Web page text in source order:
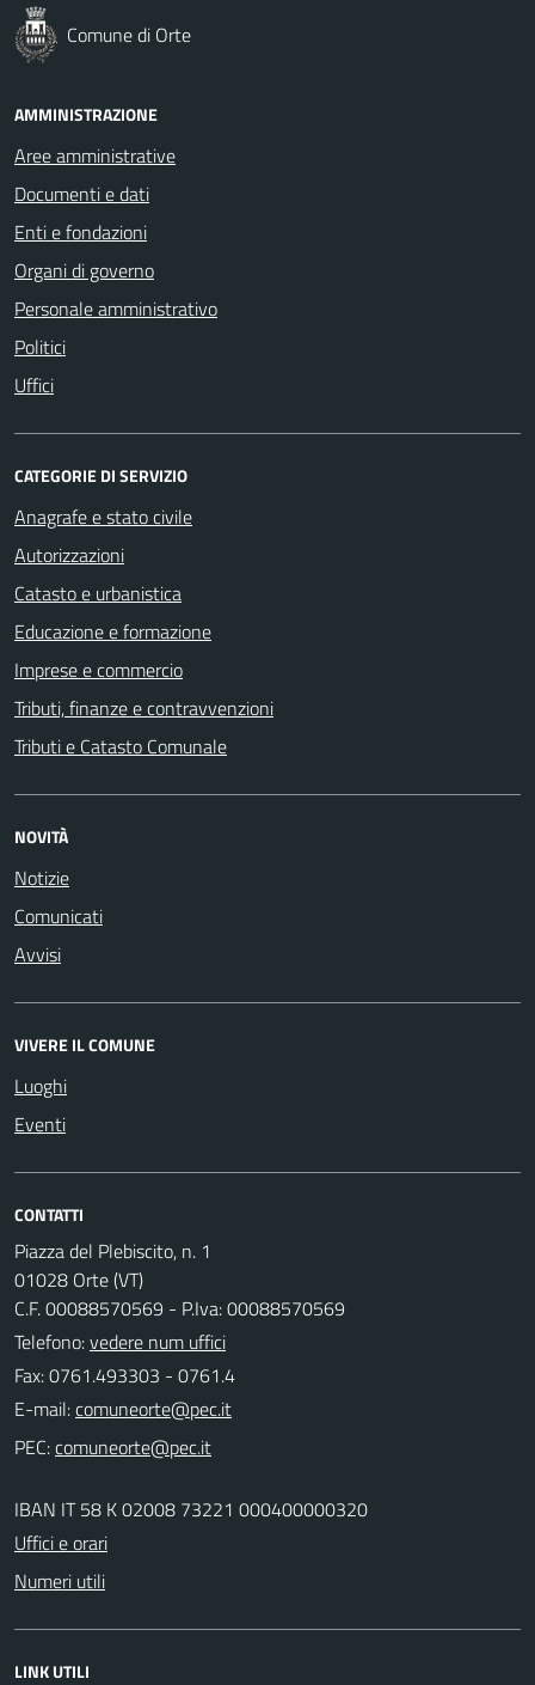
Comune di Orte
AMMINISTRAZIONE
Aree amministrative
Documenti e dati
Enti e fondazioni
Organi di governo
Personale amministrativo
Politici
Uffici
CATEGORIE DI SERVIZIO
Anagrafe e stato civile
Autorizzazioni
Catasto e urbanistica
Educazione e formazione
Imprese e commercio
Tributi, finanze e contravvenzioni
Tributi e Catasto Comunale
NOVITÀ
Notizie
Comunicati
Avvisi
VIVERE IL COMUNE
Luoghi
Eventi
CONTATTI
Piazza del Plebiscito, n. 1
01028 Orte (VT)
C.F. 00088570569 - P.Iva: 00088570569
Telefono:vedere num uffici
Fax: 0761.493303 - 0761.4
E-mail:
PEC:
IBAN IT 58 K 02008 73221 000400000320
Uffici e orari
Numeri utili
LINK UTILI